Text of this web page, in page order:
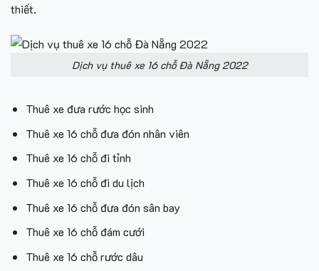
thiết.
Dịch vụ thuê xe 16 chỗ Đà Nẵng 2022
Thuê xe đưa rước học sinh
Thuê xe 16 chỗ đưa đón nhân viên
Thuê xe 16 chỗ đi tỉnh
Thuê xe 16 chỗ đi du lịch
Thuê xe 16 chỗ đưa đón sân bay
Thuê xe 16 chỗ đám cưới
Thuê xe 16 chỗ rước dâu